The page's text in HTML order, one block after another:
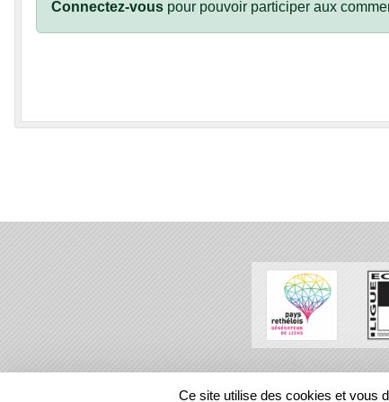
Connectez-vous pour pouvoir participer aux
REGIONS
Ce site utilise des cookies et vous